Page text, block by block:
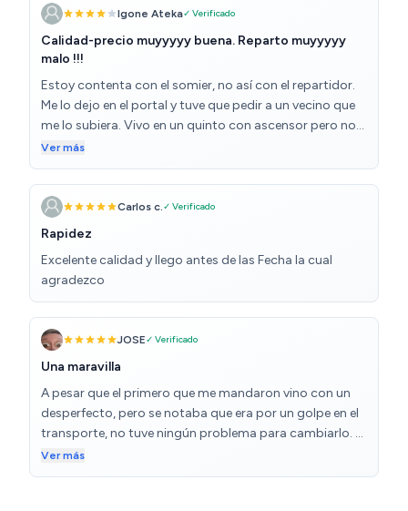
Igone Ateka✓ Verificado
Calidad-precio muyyyyy buena. Reparto muyyyyy
malo !!!
Estoy contenta con el somier, no así con el repartidor.
Me lo dejo en el portal y tuve que pedir a un vecino que
me lo subiera. Vivo en un quinto con ascensor pero no
entraba. Por lo tanto, avisados quedáis , si no tenéis
quien os ayude, no lo cojáis !!!!
Ver más
Carlos c. ✓ Verificado
Rapidez
Excelente calidad y llego antes de las Fecha la cual
agradezco
JOSE✓ Verificado
Una maravilla
A pesar que el primero que me mandaron vino con un
desperfecto, pero se notaba que era por un golpe en el
transporte, no tuve ningún problema para cambiarlo. El
segundo que me mandaron, vino perfecto. Las laminas
del somier son robustas y el artículo es de buena
Ver más